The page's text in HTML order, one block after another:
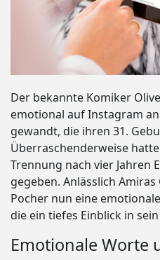
Der bekannte Komiker
emotional auf Instagram an
gewandt, die ihren 31.
Überraschenderweise
Trennung nach vier Jahren
gegeben. Anlässlich
Pocher nun eine
die ein tiefes Einblick in
Emotionale Worte